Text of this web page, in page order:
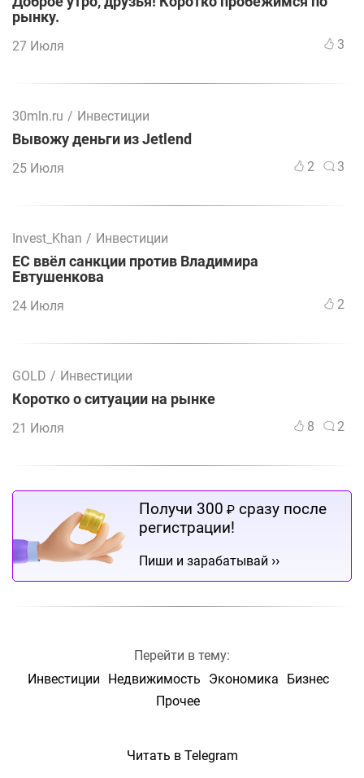
рынку.
27 Июля 3
30mln.ru / Инвестиции
Вывожу деньги из Jetlend
25 Июля 2 3
Invest_Khan / Инвестиции
ЕС ввёл санкции против Владимира
Евтушенкова
24 Июля 2
GOLD / Инвестиции
Коротко о ситуации на рынке
21 Июля 8 2
Получи 300 ₽ сразу после
регистрации!
Пиши и зарабатывай ››
Перейти в тему:
Инвестиции
Недвижимость Экономика
Бизнес
Прочее
Читать в Telegram